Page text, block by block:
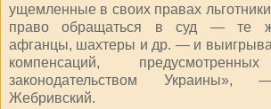
ущемленные в своих правах
право обращаться в суд — те
афганцы, шахтеры и др. — и
компенсаций,
законодательством Украины»,
Жебривский.